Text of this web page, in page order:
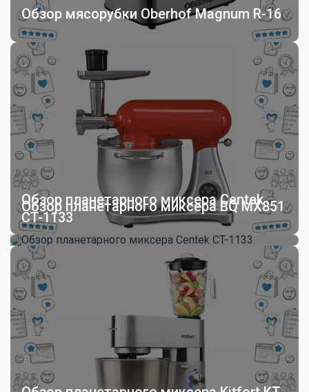
Обзор мясорубки Oberhof Magnum R-16
Обзор планетарного миксера BQ MX851
Обзор планетарного миксера Centek
CT-1133